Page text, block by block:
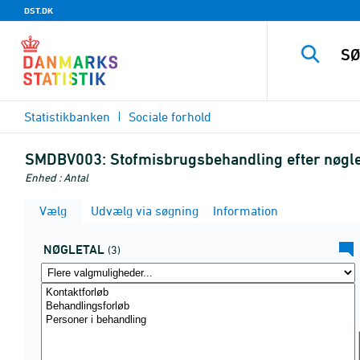
DST.DK
Statistikbanken Sociale forhold
SMDBV003: Stofmisbrugsbehandling efter
Enhed : Antal
Vælg Udvælg via søgning Information
NØGLETAL (3)